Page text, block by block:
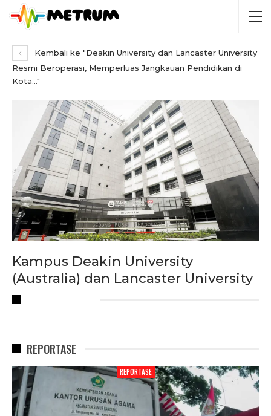
Kembali ke "Deakin University dan Lancaster University
Resmi Beroperasi, Memperluas Jangkauan Pendidikan di
Kota…"
Kampus Deakin University
(Australia) dan Lancaster University
REPORTASE
REPORTASE